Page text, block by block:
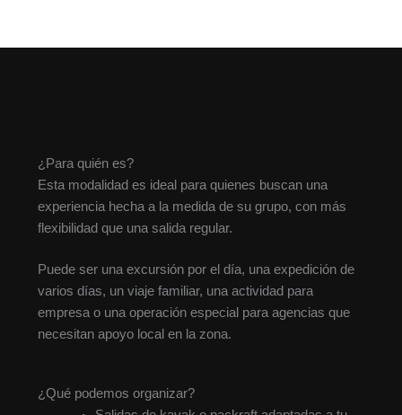
¿Para quién es?
Esta modalidad es ideal para quienes buscan una
experiencia hecha a la medida de su grupo, con más
flexibilidad que una salida regular.
Puede ser una excursión por el día, una expedición de
varios días, un viaje familiar, una actividad para
empresa o una operación especial para agencias que
necesitan apoyo local en la zona.
¿Qué podemos organizar?